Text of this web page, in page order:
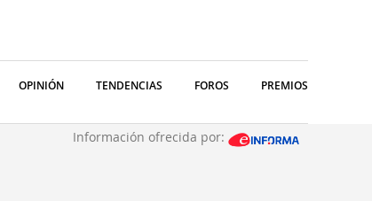
OPINIÓN TENDENCIAS FOROS PREMIOS
Información ofrecida por: